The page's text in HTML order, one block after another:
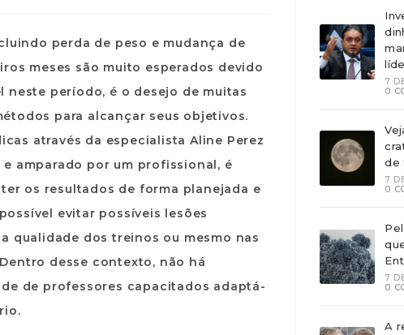
perda de peso e mudança de
meses são muito esperados devido
neste período, é o desejo de muitas
para alcançar seus objetivos.
através da especialista Aline Perez
amparado por um profissional, é
os resultados de forma planejada e
evitar possíveis lesões
qualidade dos treinos ou mesmo nas
desse contexto, não há
de professores capacitados adaptá-
7
0
de
7
0
7
0
A